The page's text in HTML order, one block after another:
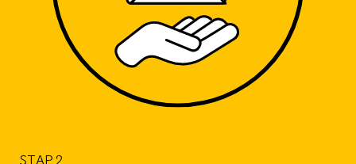
STAP 2